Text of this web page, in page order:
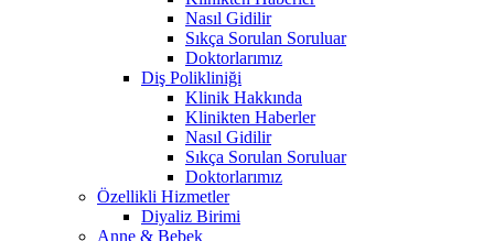
Nasıl Gidilir
Sıkça Sorulan Soruluar
Doktorlarımız
Diş Polikliniği
Klinik Hakkında
Klinikten Haberler
Nasıl Gidilir
Sıkça Sorulan Soruluar
Doktorlarımız
Özellikli Hizmetler
Diyaliz Birimi
Anne & Bebek